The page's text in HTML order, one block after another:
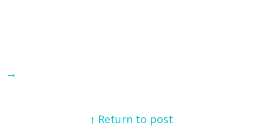
→
↑ Return to post